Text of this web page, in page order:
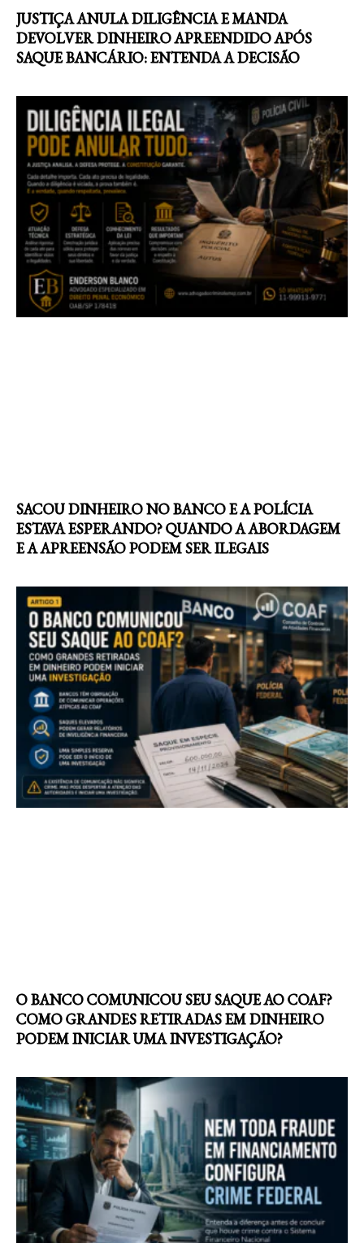
JUSTIÇA ANULA DILIGÊNCIA E MANDA
DEVOLVER DINHEIRO APREENDIDO APÓS
SAQUE BANCÁRIO: ENTENDA A DECISÃO
SACOU DINHEIRO NO BANCO E A POLÍCIA
ESTAVA ESPERANDO? QUANDO A ABORDAGEM
E A APREENSÃO PODEM SER ILEGAIS
O BANCO COMUNICOU SEU SAQUE AO COAF?
COMO GRANDES RETIRADAS EM DINHEIRO
PODEM INICIAR UMA INVESTIGAÇÃO?